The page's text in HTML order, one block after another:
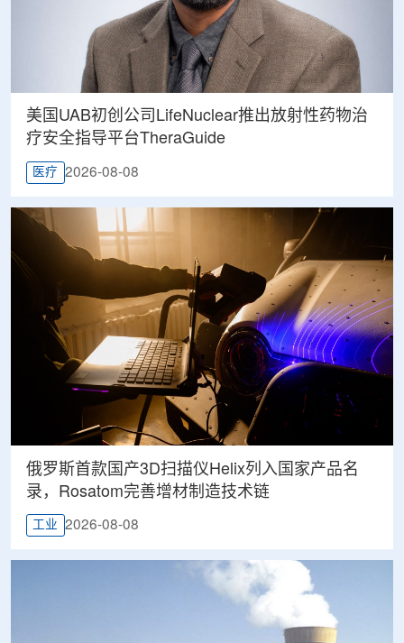
美国UAB初创公司LifeNuclear推出放射性药物治
疗安全指导平台TheraGuide
医疗 2026-08-08
俄罗斯首款国产3D扫描仪Helix列入国家产品名
录，Rosatom完善增材制造技术链
工业 2026-08-08